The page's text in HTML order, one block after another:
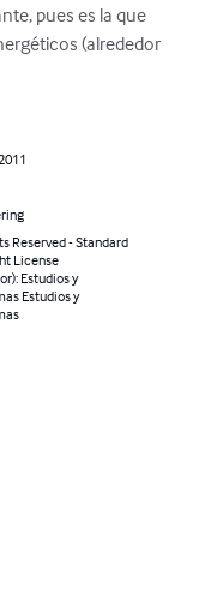
pues es la que
(alrededor
Reserved - Standard
License
Estudios y
Estudios y